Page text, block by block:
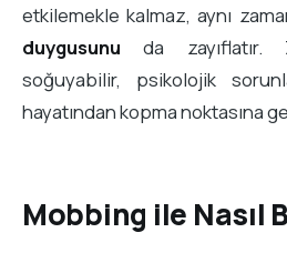
etkilemekle kalmaz, aynı
duygusunu da zayıflatır.
soğuyabilir, psikolojik
hayatından kopma noktasına
Mobbing ile Nasıl